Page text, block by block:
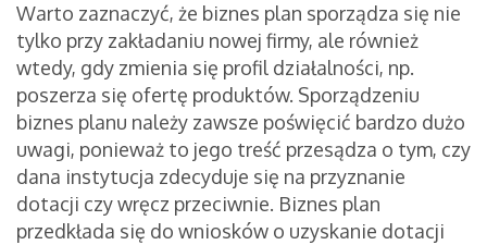
Warto zaznaczyć, że biznes plan sporządza się nie
tylko przy zakładaniu nowej firmy, ale również
wtedy, gdy zmienia się profil działalności, np.
poszerza się ofertę produktów. Sporządzeniu
biznes planu należy zawsze poświęcić bardzo dużo
uwagi, ponieważ to jego treść przesądza o tym, czy
dana instytucja zdecyduje się na przyznanie
dotacji czy wręcz przeciwnie. Biznes plan
przedkłada się do wniosków o uzyskanie dotacji